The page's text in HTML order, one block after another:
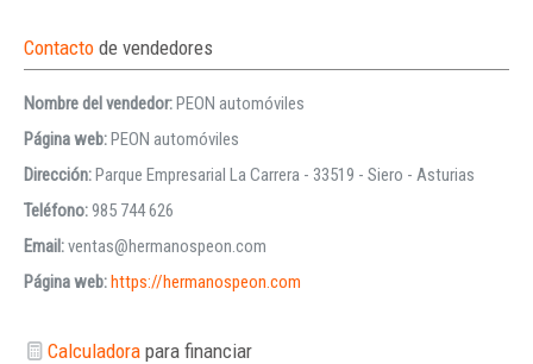
Contacto de vendedores
Nombre del vendedor:PEON automóviles
Página web:PEON automóviles
Dirección:Parque Empresarial La Carrera - 33519 - Siero - Asturias
Teléfono:985 744 626
Email:ventas@hermanospeon.com
Página web:https://hermanospeon.com
Calculadorapara financiar